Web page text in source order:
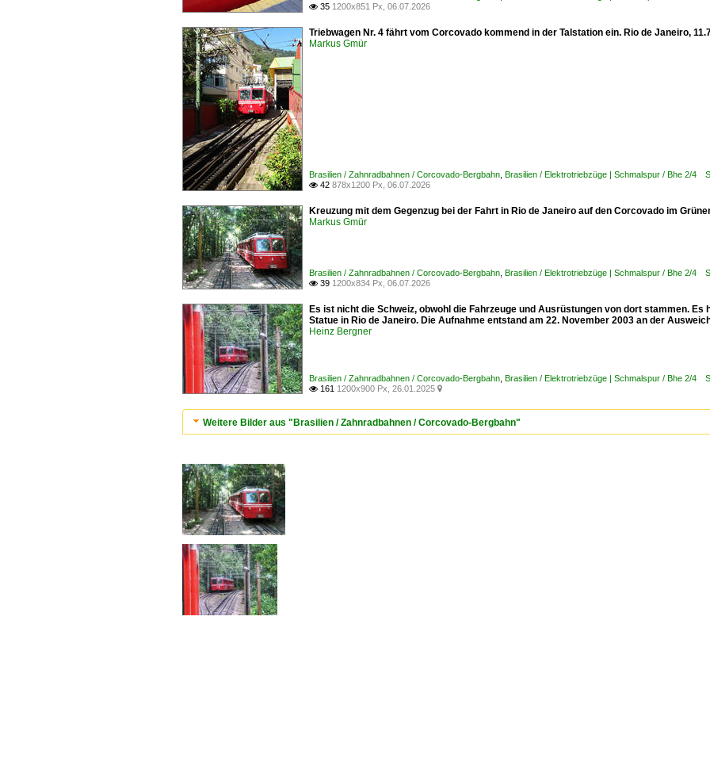
 35 1200x851 Px, 06.07.2026
Triebwagen Nr. 4 fährt vom Corcovado kommend in der Talstation ein. Rio de Janeiro,
Markus Gmür
Brasilien / Zahnradbahnen / Corcovado-Bergbahn Brasilien / Elektrotriebzüge | Schmalspur / Bhe 2/4
 42 878x1200 Px, 06.07.2026
Kreuzung mit dem Gegenzug bei der Fahrt in Rio de Janeiro auf den Corcovado im
Markus Gmür
Brasilien / Zahnradbahnen / Corcovado-Bergbahn Brasilien / Elektrotriebzüge | Schmalspur / Bhe 2/4
 39 1200x834 Px, 06.07.2026
Es ist nicht die Schweiz, obwohl die Fahrzeuge und Ausrüstungen von dort stammen.
Statue in Rio de Janeiro. Die Aufnahme entstand am 22. November 2003 an der
Heinz Bergner
Brasilien / Zahnradbahnen / Corcovado-Bergbahn Brasilien / Elektrotriebzüge | Schmalspur / Bhe 2/4
 161 1200x900 Px, 26.01.2025 
Weitere Bilder aus "Brasilien / Zahnradbahnen / Corcovado-Bergbahn"